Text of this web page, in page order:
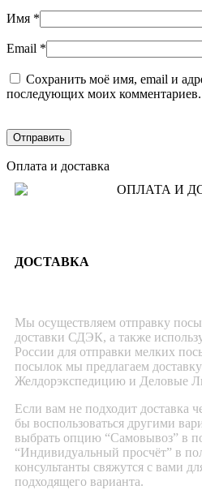
Имя *
Email *
Сохранить моё имя, email и
последующих моих комментариев.
Оплата и доставка
ДОСТАВКА
Мы осуществляем отправку
доставки СДЭК, а также
России для отправки мелких
посылок мы предлагаем
Желдорэкспедицию и Деловые
Если вам не подходит доставка
бы воспользоваться другими
выбрать опцию “Самовывоз” в
“Индивидуальный просчёт” в
консультанты свяжутся с вами
подходящего варианта.